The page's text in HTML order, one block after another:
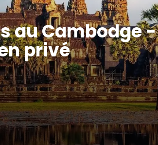
au Cambodge
privé